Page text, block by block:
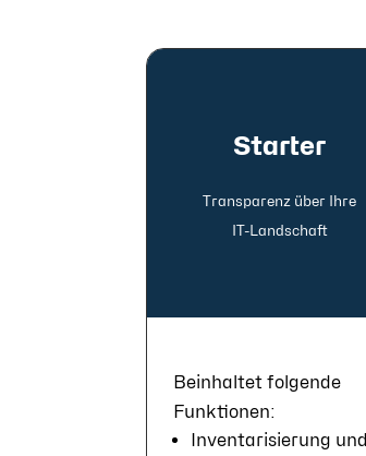
Starter
Transparenz über Ihre
IT-Land­schaft
Be­in­hal­tet fol­gen­de
Funk­tio­nen:
In­ven­tari­sie­rung und